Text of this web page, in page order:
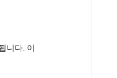
니다. 이